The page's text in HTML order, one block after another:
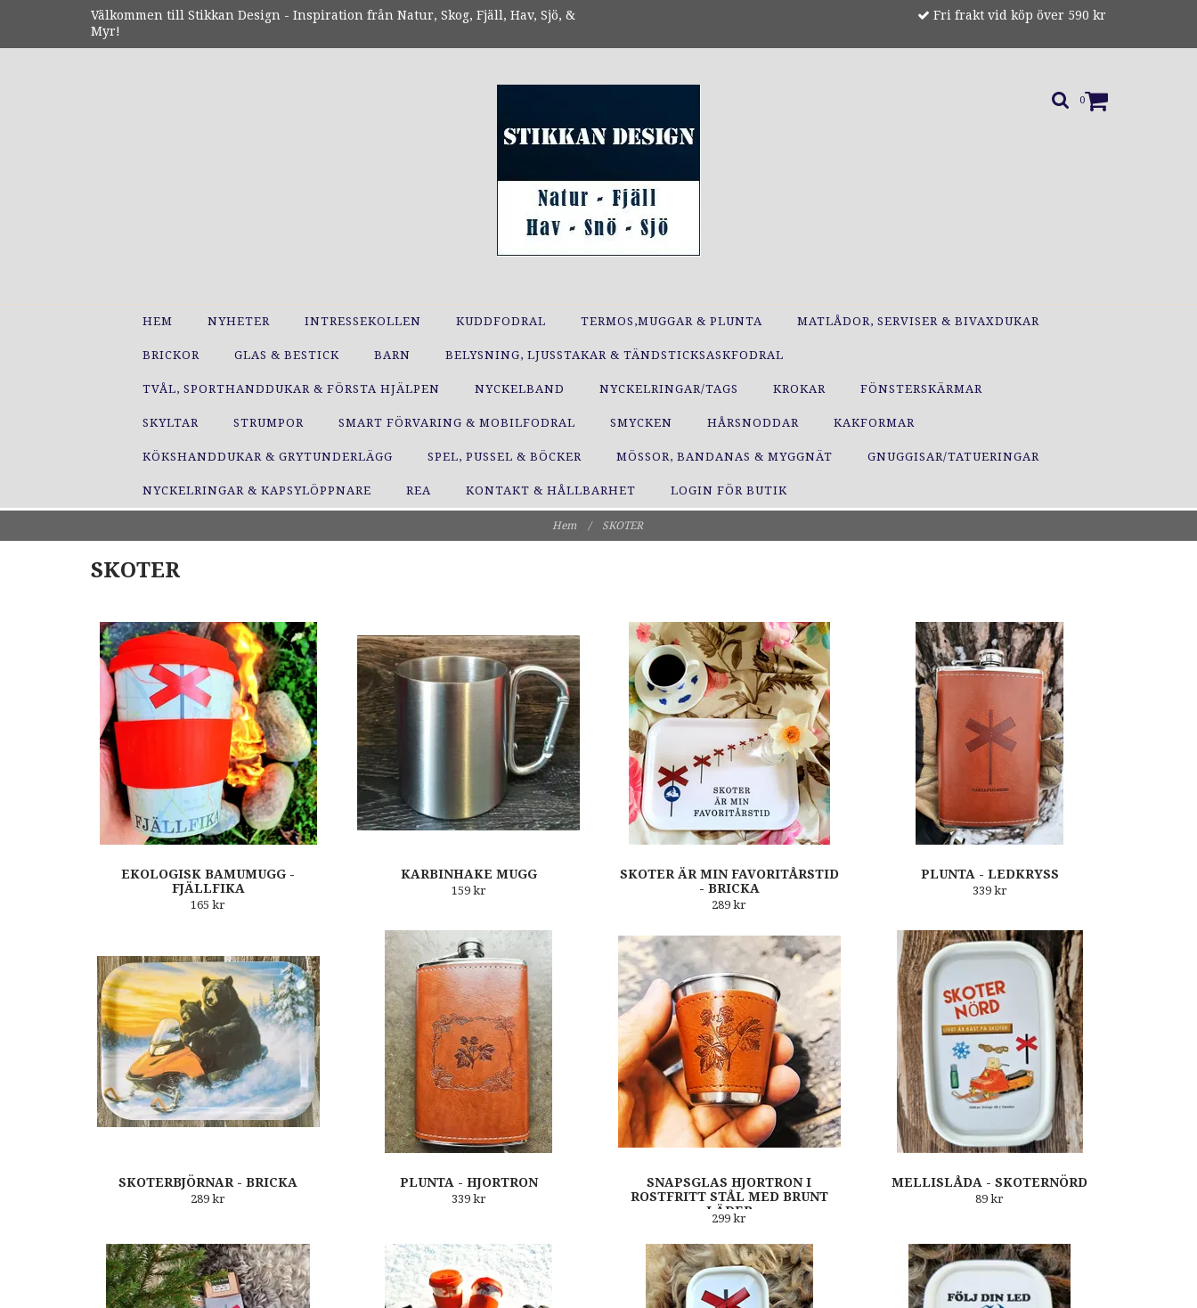
Välkommen till Stikkan Design - Inspiration från Natur, Skog, Fjäll, Hav, Sjö, &
Myr!
Fri frakt vid köp över 590 kr
0
HEM NYHETER INTRESSEKOLLEN KUDDFODRAL TERMOS,MUGGAR & PLUNTA MATLÅDOR, SERVISER & BIVAXDUKAR
BRICKOR GLAS & BESTICK BARN BELYSNING, LJUSSTAKAR & TÄNDSTICKSASKFODRAL
TVÅL, SPORTHANDDUKAR & FÖRSTA HJÄLPEN NYCKELBAND NYCKELRINGAR/TAGS KROKAR FÖNSTERSKÄRMAR
SKYLTAR STRUMPOR SMART FÖRVARING & MOBILFODRAL SMYCKEN HÅRSNODDAR KAKFORMAR
KÖKSHANDDUKAR & GRYTUNDERLÄGG SPEL, PUSSEL & BÖCKER MÖSSOR, BANDANAS & MYGGNÄT GNUGGISAR/TATUERINGAR
NYCKELRINGAR & KAPSYLÖPPNARE REA KONTAKT & HÅLLBARHET LOGIN FÖR BUTIK
Hem / SKOTER
SKOTER
EKOLOGISK BAMUMUGG -
FJÄLLFIKA
165 kr
KARBINHAKE MUGG
159 kr
SKOTER ÄR MIN FAVORITÅRSTID
- BRICKA
289 kr
PLUNTA - LEDKRYSS
339 kr
SKOTERBJÖRNAR - BRICKA
289 kr
PLUNTA - HJORTRON
339 kr
SNAPSGLAS HJORTRON I
ROSTFRITT STÅL MED BRUNT
LÄDER
299 kr
MELLISLÅDA - SKOTERNÖRD
89 kr